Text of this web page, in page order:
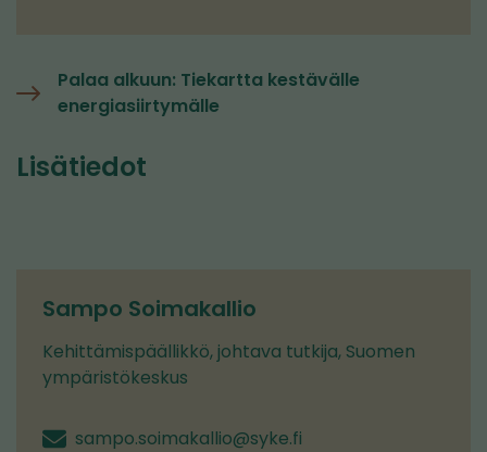
Palaa alkuun: Tiekartta kestävälle
energiasiirtymälle
Lisätiedot
Sampo Soimakallio
Kehittämispäällikkö, johtava tutkija, Suomen
ympäristökeskus
sampo.soimakallio@syke.fi